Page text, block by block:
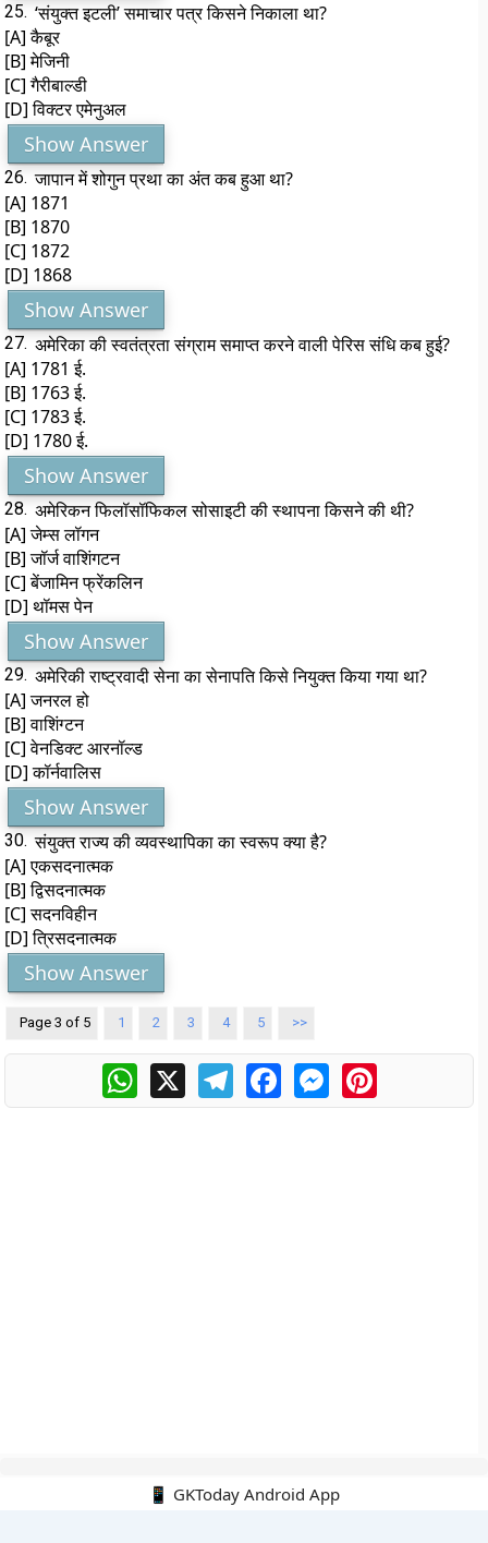
25. ‘संयुक्त इटली’ समाचार पत्र किसने निकाला था?
[A] कैबूर
[B] मेजिनी
[C] गैरीबाल्डी
[D] विक्टर एमेनुअल
Show Answer
26. जापान में शोगुन प्रथा का अंत कब हुआ था?
[A] 1871
[B] 1870
[C] 1872
[D] 1868
Show Answer
27. अमेरिका की स्वतंत्रता संग्राम समाप्त करने वाली पेरिस संधि कब हुई?
[A] 1781 ई.
[B] 1763 ई.
[C] 1783 ई.
[D] 1780 ई.
Show Answer
28. अमेरिकन फिलॉसॉफिकल सोसाइटी की स्थापना किसने की थी?
[A] जेम्स लॉगन
[B] जॉर्ज वाशिंगटन
[C] बेंजामिन फ्रेंकलिन
[D] थॉमस पेन
Show Answer
29. अमेरिकी राष्ट्रवादी सेना का सेनापति किसे नियुक्त किया गया था?
[A] जनरल हो
[B] वाशिंग्टन
[C] वेनडिक्ट आरनॉल्ड
[D] कॉर्नवालिस
Show Answer
30. संयुक्त राज्य की व्यवस्थापिका का स्वरूप क्या है?
[A] एकसदनात्मक
[B] द्विसदनात्मक
[C] सदनविहीन
[D] त्रिसदनात्मक
Show Answer
Page 3 of 5 1 2 3 4 5 >>
WhatsApp
X TelegramFacebookMessengerPinterest
📱 GKToday Android App